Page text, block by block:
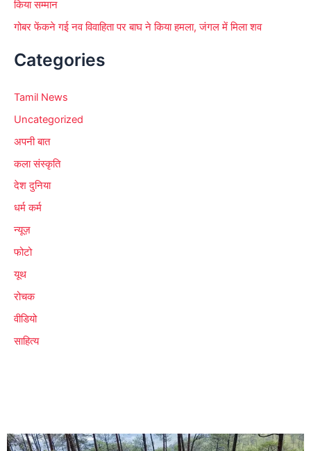
किया सम्मान
गोबर फेंकने गई नव विवाहिता पर बाघ ने किया हमला, जंगल में मिला शव
Categories
Tamil News
Uncategorized
अपनी बात
कला संस्कृति
देश दुनिया
धर्म कर्म
न्यूज़
फोटो
यूथ
रोचक
वीडियो
साहित्य